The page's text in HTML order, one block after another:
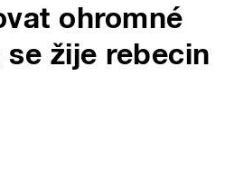
ohromné
žije rebecin